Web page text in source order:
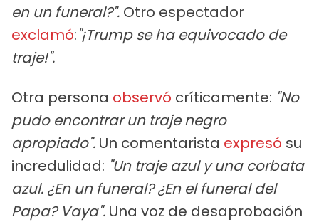
en un funeral?". Otro espectador
exclamó:"¡Trump se ha equivocado de
traje!".
Otra persona observó críticamente: "No
pudo encontrar un traje negro
apropiado". Un comentarista expresó su
incredulidad: "Un traje azul y una corbata
azul. ¿En un funeral? ¿En el funeral del
Papa? Vaya". Una voz de desaprobación